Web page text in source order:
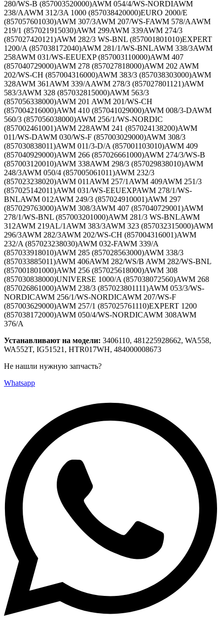
280/WS-B (857003520000)AWM 054/4/WS-NORDIAWM
238/AAWM 312/3A 1000 (857038420000)EURO 2000/E
(857057601030)AWM 307/3AWM 207/WS-FAWM 578/AAWM
219/1 (857021915030)AWM 299AWM 339AWM 274/3
(857027420121)AWM 282/3 WS-BNL (857001801010)EXPERT
1200/A (857038172040)AWM 281/1/WS-BNLAWM 338/3AWM
258AWM 031/WS-EEUEXP (857003110000)AWM 407
(857040729000)AWM 278 (857027818000)AWM 202 AWM
202/WS-CH (857004316000)AWM 383/3 (857038303000)AWM
328AWM 361AWM 339/AAWM 278/3 (857027801121)AWM
583/3AWM 328 (857032815000)AWM 563/3
(857056338000)AWM 201 AWM 201/WS-CH
(857004216000)AWM 410 (857041029000)AWM 008/3-DAWM
560/3 (857056038000)AWM 256/1/WS-NORDIC
(857002461001)AWM 228AWM 241 (857024138200)AWM
011/WS-DAWM 030/WS-F (857003029000)AWM 308/3
(857030838011)AWM 011/3-D/A (857001103010)AWM 409
(857040929000)AWM 266 (857026661000)AWM 274/3/WS-B
(857003120010)AWM 338AWM 298/3 (857029838010)AWM
248/3AWM 050/4 (857005061011)AWM 232/3
(857023238020)AWM 011AWM 257/1AWM 409AWM 251/3
(857025142011)AWM 031/WS-EEUEXPAWM 278/1/WS-
BNLAWM 012AWM 249/3 (857024910001)AWM 297
(857029763000)AWM 308/3AWM 407 (857040729001)AWM
278/1/WS-BNL (857003201000)AWM 281/3 WS-BNLAWM
312AWM 219AL/1AWM 383/3AWM 323 (857032315000)AWM
296/3AWM 282/3AWM 202/WS-CH (857004316001)AWM
232/A (857023238030)AWM 032-FAWM 339/A
(857033918010)AWM 285 (857028563000)AWM 338/3
(857033885011)AWM 406AWM 282/WS/B AWM 282/WS-BNL
(857001801000)AWM 256 (857025618000)AWM 308
(857030838000)UNIVERSE 1000/A (857038072560)AWM 268
(857026861000)AWM 238/3 (857023801111)AWM 053/3/WS-
NORDICAWM 256/1/WS-NORDICAWM 207/WS-F
(857003629000)AWM 257/1 (857025761110)EXPERT 1200
(857038172000)AWM 050/4/WS-NORDICAWM 308AWM
376/A
Устанавливают на модели: 3406110, 481225928662, WA558,
WA552T, IG51521, HTR017WH, 484000008673
Не нашли нужную запчасть?
Whatsapp